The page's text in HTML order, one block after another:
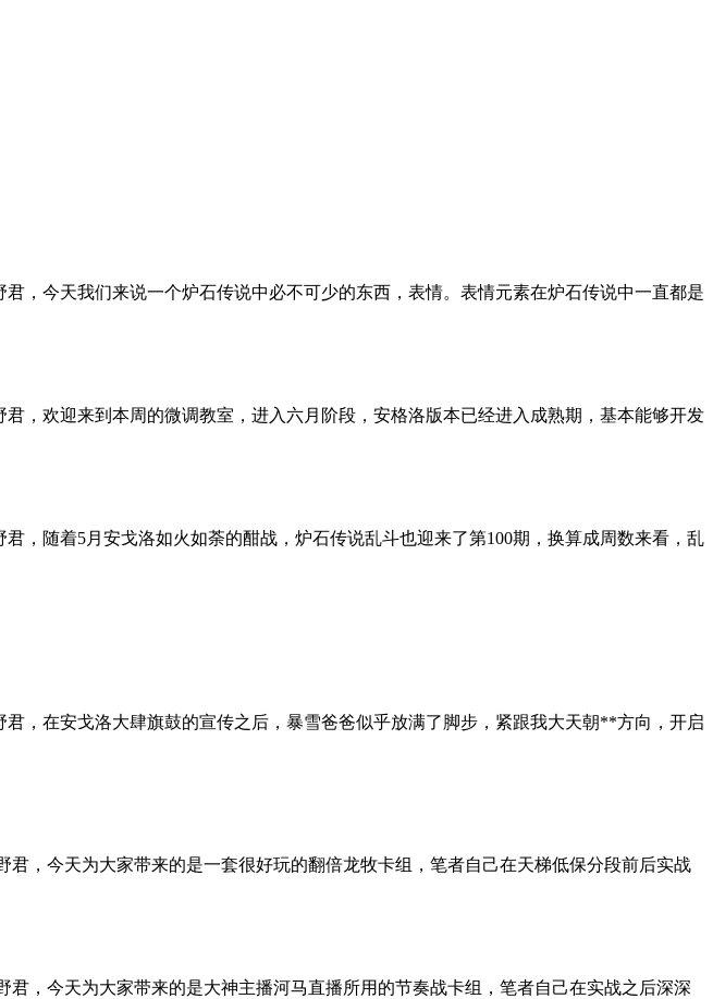
，今天我们来说一个炉石传说中必不可少的东西，表情。表情元素在炉石传说中一直都是
，欢迎来到本周的微调教室，进入六月阶段，安格洛版本已经进入成熟期，基本能够开发
，随着5月安戈洛如火如荼的酣战，炉石传说乱斗也迎来了第100期，换算成周数来看，乱
，在安戈洛大肆旗鼓的宣传之后，暴雪爸爸似乎放满了脚步，紧跟我大天朝**方向，开启
，今天为大家带来的是一套很好玩的翻倍龙牧卡组，笔者自己在天梯低保分段前后实战
，今天为大家带来的是大神主播河马直播所用的节奏战卡组，笔者自己在实战之后深深